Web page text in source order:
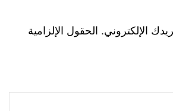
الإلكتروني. الحقول الإلزامية